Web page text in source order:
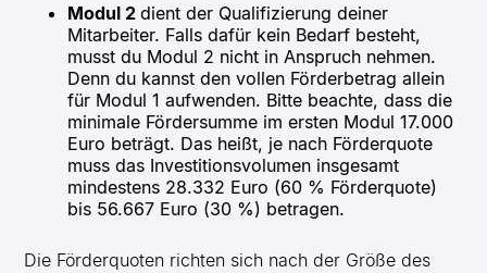
Modul 2dient der Qualifizierung deiner
Mitarbeiter. Falls dafür kein Bedarf besteht,
musst du Modul 2 nicht in Anspruch nehmen.
Denn du kannst den vollen Förderbetrag allein
für Modul 1 aufwenden. Bitte beachte, dass die
minimale Fördersumme im ersten Modul 17.000
Euro beträgt. Das heißt, je nach Förderquote
muss das Investitionsvolumen insgesamt
mindestens 28.332 Euro (60 % Förderquote)
bis 56.667 Euro (30 %) betragen.
Die Förderquoten richten sich nach der Größe des